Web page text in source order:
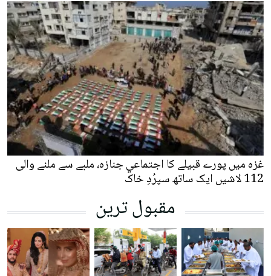
غزہ میں پورے قبیلے کا اجتماعي جنازہ، ملبے سے ملنے والی
112 لاشیں ایک ساتھ سپرُدِ خاک
مقبول ترین